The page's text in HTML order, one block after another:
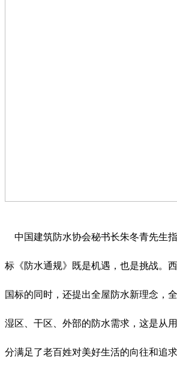
中国建筑防水协会秘书长朱冬青先生
标《防水通规》既是机遇，也是挑战。
国标的同时，还提出全屋防水新理念，
湿区、干区、外部的防水需求，这是从
分满足了老百姓对美好生活的向往和追